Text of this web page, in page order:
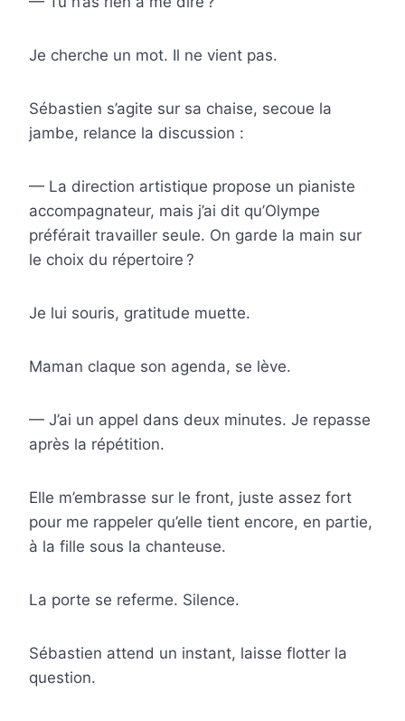
Je cherche un mot. Il ne vient pas.
Sébastien s’agite sur sa chaise, secoue la
jambe, relance la discussion :
— La direction artistique propose un pianiste
accompagnateur, mais j’ai dit qu’Olympe
préférait travailler seule. On garde la main sur
le choix du répertoire ?
Je lui souris, gratitude muette.
Maman claque son agenda, se lève.
— J’ai un appel dans deux minutes. Je repasse
après la répétition.
Elle m’embrasse sur le front, juste assez fort
pour me rappeler qu’elle tient encore, en partie,
à la fille sous la chanteuse.
La porte se referme. Silence.
Sébastien attend un instant, laisse flotter la
question.